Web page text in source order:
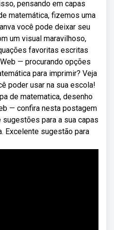
pensando em capas
matemática, fizemos uma
você pode deixar seu
um visual maravilhoso,
favoritas escritas
— procurando opções
para imprimir? Veja
poder usar na sua escola!
de matematica, desenho
— confira nesta postagem
para a sua capas
Excelente sugestão para